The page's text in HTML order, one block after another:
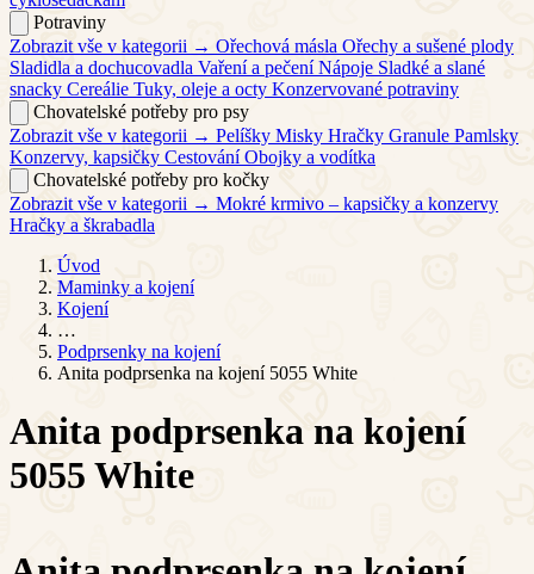
Potraviny
Zobrazit vše v kategorii → Ořechová másla Ořechy a sušené plody
Sladidla a dochucovadla Vaření a pečení Nápoje Sladké a slané
snacky Cereálie Tuky, oleje a octy Konzervované potraviny
Chovatelské potřeby pro psy
Zobrazit vše v kategorii → Pelíšky Misky Hračky Granule Pamlsky
Konzervy, kapsičky Cestování Obojky a vodítka
Chovatelské potřeby pro kočky
Zobrazit vše v kategorii → Mokré krmivo – kapsičky a konzervy
Hračky a škrabadla
Úvod
Maminky a kojení
Kojení
…
Podprsenky na kojení
Anita podprsenka na kojení 5055 White
Anita podprsenka na kojení
5055 White